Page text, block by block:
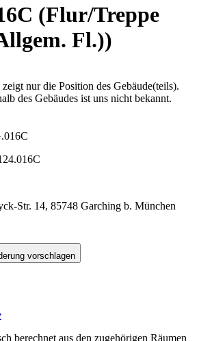
(Flur/Treppe
Fl.))
nur die Position des Gebäude(teils).
des Gebäudes ist uns nicht bekannt.
Str. 14, 85748 Garching b. München
vorschlagen
berechnet aus den zugehörigen Räumen